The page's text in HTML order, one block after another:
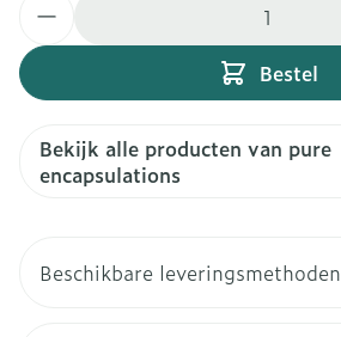
Bestel
Bekijk alle producten van pure
encapsulations
Beschikbare leveringsmethoden